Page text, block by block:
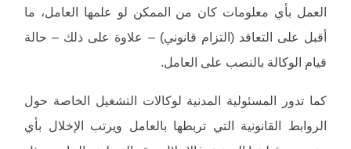
العمل بأي معلومات كان من الممكن لو علمها العامل، ما
أقبل على التعاقد (التزام قانوني) – علاوة على ذلك – حالة
قيام الوكالة بالنصب على العامل.
كما تدور المسئولية المدنية لوكالات التشغيل الخاصة حول
الروابط القانونية التي تربطها بالعامل ويرتب الإخلال بأي